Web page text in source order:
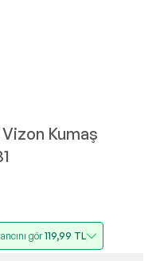
Kumaş
gör119,99 TL